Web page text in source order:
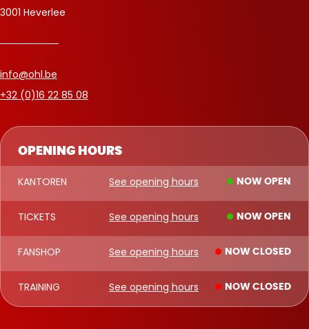
OPENING HOURS
KANTOREN See opening hours NOW OPEN
TICKETS See opening hours NOW OPEN
FANSHOP See opening hours NOW CLOSED
TRAINING See opening hours NOW CLOSED
3001 Heverlee
info@ohl.be
+32 (0)16 22 85 08